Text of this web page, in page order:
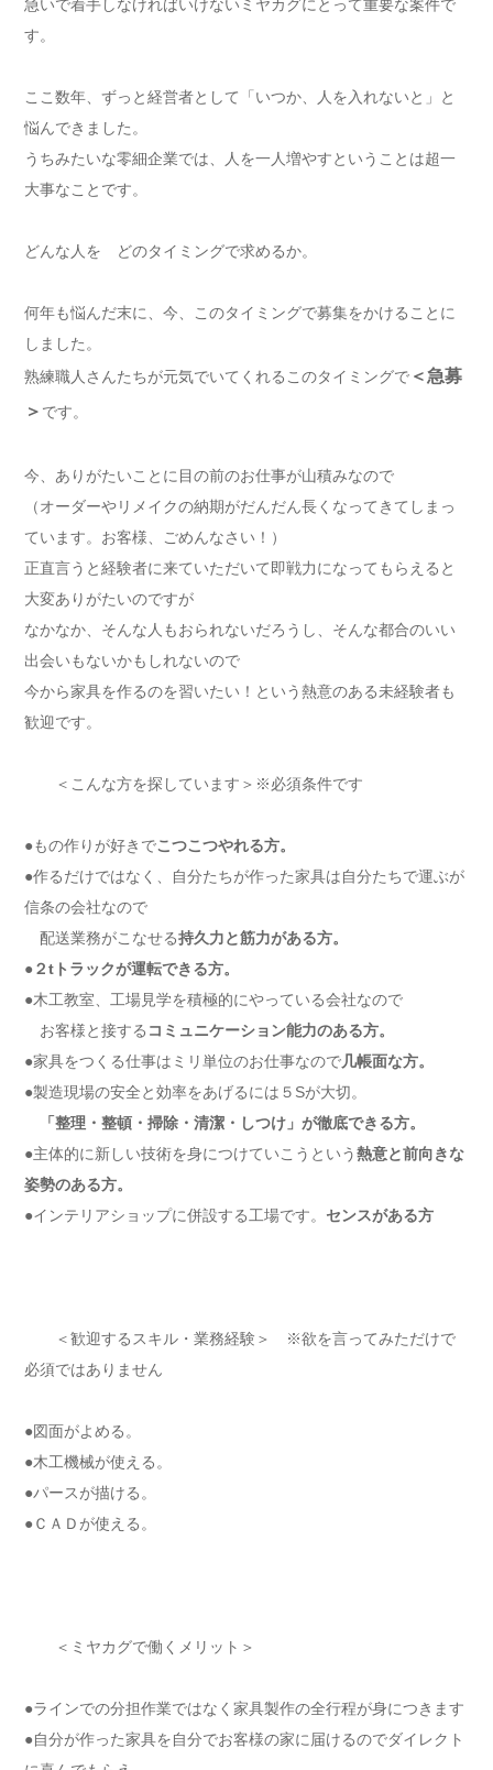
急いで着手しなければいけないミヤカグにとって重要な案件で
す。
ここ数年、ずっと経営者として「いつか、人を入れないと」と
悩んできました。
うちみたいな零細企業では、人を一人増やすということは超一
大事なことです。
どんな人を どのタイミングで求めるか。
何年も悩んだ末に、今、このタイミングで募集をかけることに
しました。
熟練職人さんたちが元気でいてくれるこのタイミングで ＜急募
＞ です。
今、ありがたいことに目の前のお仕事が山積みなので
（オーダーやリメイクの納期がだんだん長くなってきてしまっ
ています。お客様、ごめんなさい！）
正直言うと経験者に来ていただいて即戦力になってもらえると
大変ありがたいのですが
なかなか、そんな人もおられないだろうし、そんな都合のいい
出会いもないかもしれないので
今から家具を作るのを習いたい！という熱意のある未経験者も
歓迎です。
＜こんな方を探しています＞※必須条件です
●もの作りが好きでこつこつやれる方。
●作るだけではなく、自分たちが作った家具は自分たちで運ぶが
信条の会社なので
配送業務がこなせる持久力と筋力がある方。
●２tトラックが運転できる方。
●木工教室、工場見学を積極的にやっている会社なので
お客様と接する コミュニケーション能力のある方。
●家具をつくる仕事はミリ単位のお仕事なので几帳面な方。
●製造現場の安全と効率をあげるには５Sが大切。
「整理・整頓・掃除・清潔・しつけ」が徹底できる方。
●主体的に新しい技術を身につけていこうという熱意と前向きな
姿勢のある方。
●インテリアショップに併設する工場です。 センスがある方
＜歓迎するスキル・業務経験＞ ※欲を言ってみただけで
必須ではありません
●図面がよめる。
●木工機械が使える。
●パースが描ける。
●ＣＡＤが使える。
＜ミヤカグで働くメリット＞
●ラインでの分担作業ではなく家具製作の全行程が身につきます
●自分が作った家具を自分でお客様の家に届けるのでダイレクト